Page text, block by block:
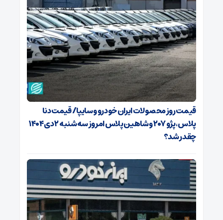
قیمت روز محصولات ایران خودرو و سایپا/ قیمت دنا
پلاس، پژو ۲۰۷ و شاهین پلاس امروز سه‌شنبه ۲ دی ۱۴۰۴
چقدر شد؟